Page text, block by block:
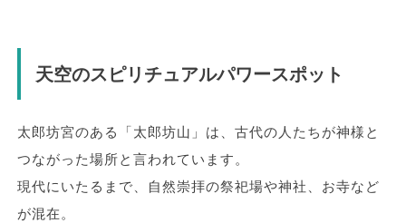
天空のスピリチュアルパワースポット
太郎坊宮のある「太郎坊山」は、古代の人たちが神様と
つながった場所と言われています。
現代にいたるまで、自然崇拝の祭祀場や神社、お寺など
が混在。